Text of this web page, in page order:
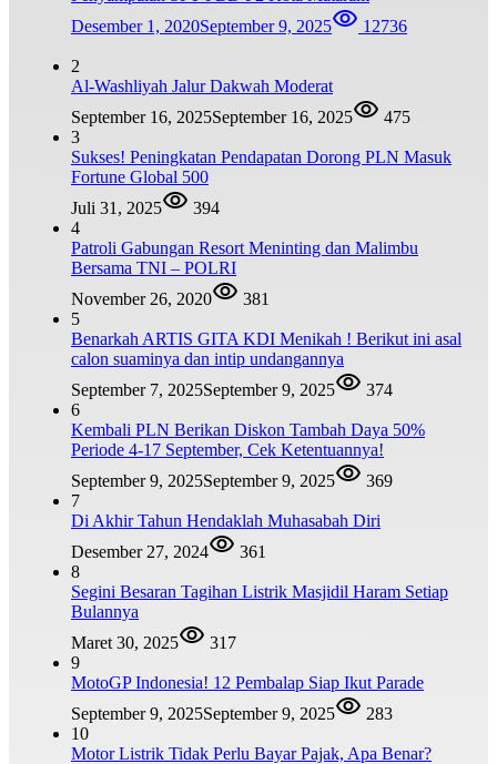
Desember 1, 2020September 9, 2025 12736
2
Al-Washliyah Jalur Dakwah Moderat
September 16, 2025September 16, 2025
475
3
Sukses! Peningkatan Pendapatan Dorong PLN Masuk
Fortune Global 500
Juli 31, 2025
394
4
Patroli Gabungan Resort Meninting dan Malimbu
Bersama TNI – POLRI
November 26, 2020
381
5
Benarkah ARTIS GITA KDI Menikah ! Berikut ini asal
calon suaminya dan intip undangannya
September 7, 2025September 9, 2025
374
6
Kembali PLN Berikan Diskon Tambah Daya 50%
Periode 4-17 September, Cek Ketentuannya!
September 9, 2025September 9, 2025
369
7
Di Akhir Tahun Hendaklah Muhasabah Diri
Desember 27, 2024
361
8
Segini Besaran Tagihan Listrik Masjidil Haram Setiap
Bulannya
Maret 30, 2025
317
9
MotoGP Indonesia! 12 Pembalap Siap Ikut Parade
September 9, 2025September 9, 2025
283
10
Motor Listrik Tidak Perlu Bayar Pajak, Apa Benar?